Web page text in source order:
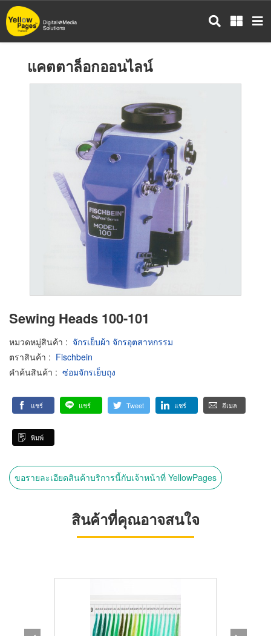
ข้าม
ไป
แคตตาล็อกออนไลน์
Sewing Heads 100-101
หมวดหมู่สินค้า : จักรเย็บผ้า จักรอุตสาหกรรม
ตราสินค้า : Fischbein
คำค้นสินค้า : ซ่อมจักรเย็บถุง
แชร์ แชร์ Tweet แชร์ อีเมล
พิมพ์
ขอรายละเอียดสินค้าบริการนี้กับเจ้าหน้าที่ YellowPages
สินค้าที่คุณอาจสนใจ